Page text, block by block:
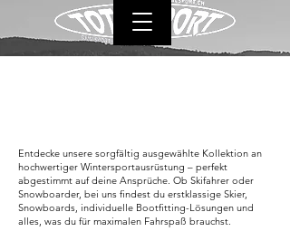
Entdecke unsere sorgfältig ausgewählte Kollektion an
hochwertiger Wintersportausrüstung – perfekt
abgestimmt auf deine Ansprüche. Ob Skifahrer oder
Snowboarder, bei uns findest du erstklassige Skier,
Snowboards, individuelle Bootfitting-Lösungen und
alles, was du für maximalen Fahrspaß brauchst.